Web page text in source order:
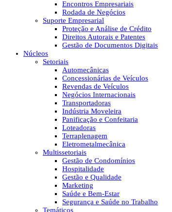
Encontros Empresariais
Rodada de Negócios
Suporte Empresarial
Proteção e Análise de Crédito
Direitos Autorais e Patentes
Gestão de Documentos Digitais
Núcleos
Setoriais
Automecânicas
Concessionárias de Veículos
Revendas de Veículos
Negócios Internacionais
Transportadoras
Indústria Moveleira
Panificação e Confeitaria
Loteadoras
Terraplenagem
Eletrometalmecânica
Multissetoriais
Gestão de Condomínios
Hospitalidade
Gestão e Qualidade
Marketing
Saúde e Bem-Estar
Segurança e Saúde no Trabalho
Temáticos